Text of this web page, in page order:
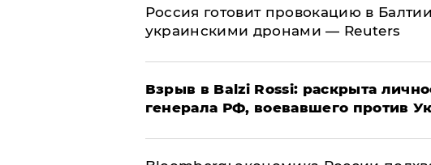
​Россия готовит провокацию в
украинскими дронами — Reuters
​Взрыв в Balzi Rossi: раскрыта
генерала РФ, воевавшего против